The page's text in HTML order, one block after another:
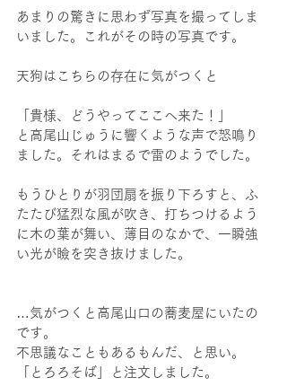
あまりの驚きに思わず写真を撮ってしま
いました。これがその時の写真です。
天狗はこちらの存在に気がつくと
「貴様、どうやってここへ来た！」
と高尾山じゅうに響くような声で怒鳴り
ました。それはまるで雷のようでした。
もうひとりが羽団扇を振り下ろすと、ふ
たたび猛烈な風が吹き、打ちつけるよう
に木の葉が舞い、薄目のなかで、一瞬強
い光が瞼を突き抜けました。
…気がつくと高尾山口の蕎麦屋にいたの
です。
不思議なこともあるもんだ、と思い。
「とろろそば」と注文しました。